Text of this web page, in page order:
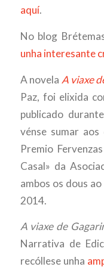
aquí.
No blog
unha interesante
A novela A viaxe
Paz, foi elixida
publicado
vénse sumar
Premio
Casal» da
ambos os dous
2014.
A viaxe de
Narrativa de
recóllese unha